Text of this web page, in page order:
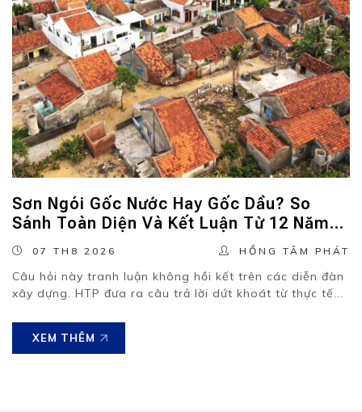
Sơn Ngói Gốc Nước Hay Gốc Dầu? So
Sánh Toàn Diện Và Kết Luận Từ 12 Năm
Thực Chiến.
07 TH8 2026 HỒNG TÂM PHÁT
Câu hỏi này tranh luận không hồi kết trên các diễn đàn
xây dựng. HTP đưa ra câu trả lời dứt khoát từ thực tế...
XEM THÊM